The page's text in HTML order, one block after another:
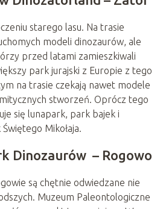
starego lasu. Na trasie
modeli dinozaurów, ale
przed latami zamieszkiwali
park jurajski z Europie z tego
na trasie czekają nawet modele
stworzeń. Oprócz tego
się lunapark, park bajek i
Mikołaja.
Dinozaurów – Rogowo
są chętnie odwiedzane nie
Muzeum Paleontologiczne